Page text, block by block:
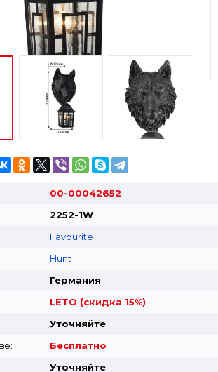
00-00042652
2252-1W
Favourite
Hunt
Германия
LETO (скидка 15%)
Уточняйте
Бесплатно
Уточняйте